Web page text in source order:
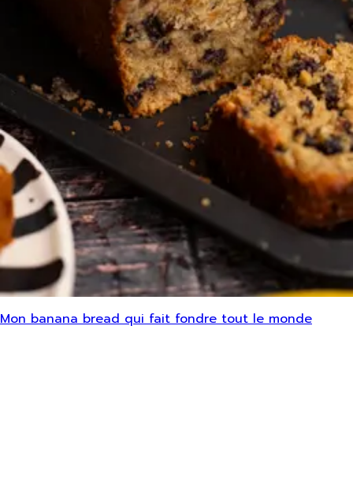
Mon banana bread qui fait fondre tout le monde